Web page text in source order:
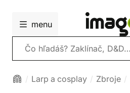
menu
Vyhľadávanie
Larp a cosplay Zbroje